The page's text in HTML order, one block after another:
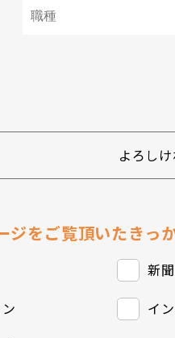
よろし
ジをご覧頂いたきっ
新
イ